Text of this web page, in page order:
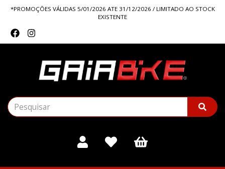
*PROMOÇÕES VÁLIDAS 5/01/2026 ATE 31/12/2026 / LIMITADO AO STOCK
EXISTENTE